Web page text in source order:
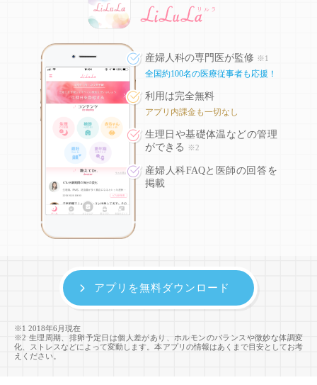
産婦人科の専門医が監修 ※1
全国約100名の医療従事者も応援！
利用は完全無料
アプリ内課金も一切なし
生理日や基礎体温などの管理
ができる
※2
産婦人科FAQと医師の回答を
掲載
※1 2018年6月現在
※2 生理周期、排卵予定日は個人差があり、ホルモンのバランスや微妙な体調変
化、ストレスなどによって変動します。本アプリの情報はあくまで目安としてお考
えください。
アプリを無料ダウンロード